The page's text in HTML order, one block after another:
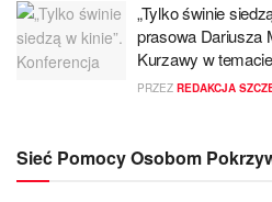
„Tylko świnie
prasowa Dariusza
Kurzawy w
PRZEZ REDAKCJA
Sieć Pomocy Osobom